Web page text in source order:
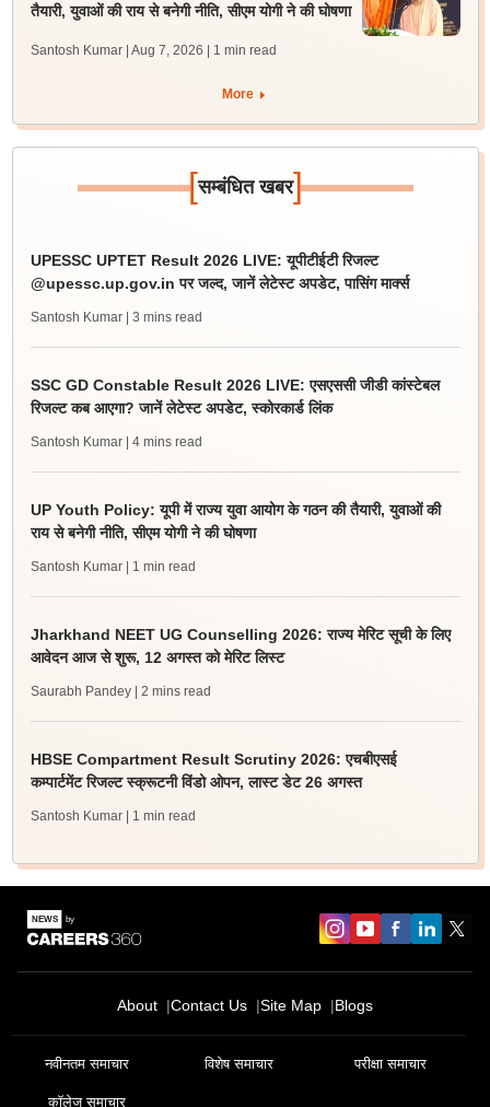
तैयारी, युवाओं की राय से बनेगी नीति, सीएम योगी ने की घोषणा
Santosh Kumar | Aug 7, 2026 | 1 min read
More
[सम्बंधित खबर]
UPESSC UPTET Result 2026 LIVE: यूपीटीईटी रिजल्ट
@upessc.up.gov.in पर जल्द, जानें लेटेस्ट अपडेट, पासिंग मार्क्स
Santosh Kumar | 3 mins read
SSC GD Constable Result 2026 LIVE: एसएससी जीडी कांस्टेबल
रिजल्ट कब आएगा? जानें लेटेस्ट अपडेट, स्कोरकार्ड लिंक
Santosh Kumar | 4 mins read
UP Youth Policy: यूपी में राज्य युवा आयोग के गठन की तैयारी, युवाओं की
राय से बनेगी नीति, सीएम योगी ने की घोषणा
Santosh Kumar | 1 min read
Jharkhand NEET UG Counselling 2026: राज्य मेरिट सूची के लिए
आवेदन आज से शुरू, 12 अगस्त को मेरिट लिस्ट
Saurabh Pandey | 2 mins read
HBSE Compartment Result Scrutiny 2026: एचबीएसई
कम्पार्टमेंट रिजल्ट स्क्रूटनी विंडो ओपन, लास्ट डेट 26 अगस्त
Santosh Kumar | 1 min read
About Contact Us Site Map Blogs
नवीनतम समाचार विशेष समाचार परीक्षा समाचार
कॉलेज समाचार